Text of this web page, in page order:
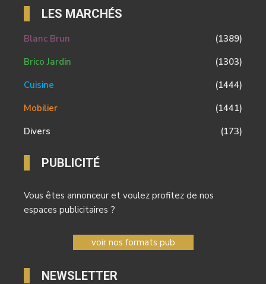
LES MARCHÉS
Blanc Brun
(1389)
Brico Jardin
(1303)
Cuisine
(1444)
Mobilier
(1441)
Divers
(173)
PUBLICITÉ
Vous êtes annonceur et voulez profitez de nos
espaces publicitaires ?
voir nos formats pub
NEWSLETTER